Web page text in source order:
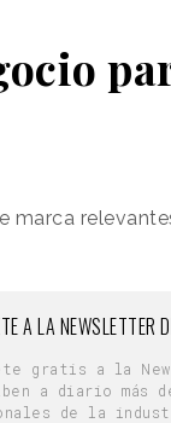
marca
A LA NEWSLETTER
gratis a la
a diario más
de la